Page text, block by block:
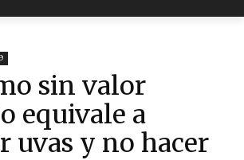
sin valor
equivale a
uvas y no hacer